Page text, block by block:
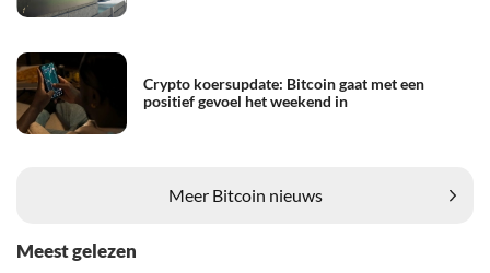
Crypto koersupdate: Bitcoin gaat met een
positief gevoel het weekend in
Meer Bitcoin nieuws
Meest gelezen